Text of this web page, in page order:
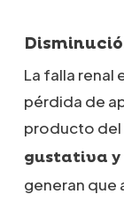
La falla renal
pérdida de
producto del
gustativa
generan que